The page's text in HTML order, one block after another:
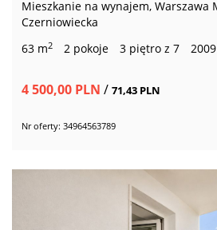
Mieszkanie na wynajem, Warszawa
Czerniowiecka
63 m2 2 pokoje 3 piętro z 7
4 500,00 PLN / 71,43 PLN
Nr oferty: 34964563789